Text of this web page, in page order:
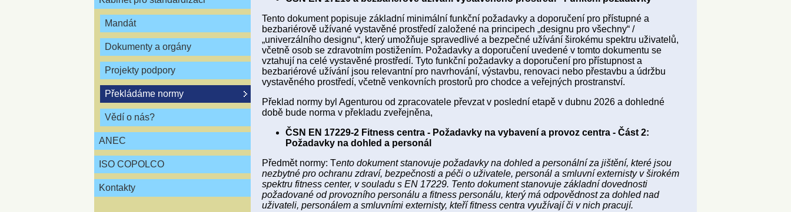
Mandát
Dokumenty a orgány
Projekty podpory
Překládáme normy
Vědí o nás?
ANEC
ISO COPOLCO
Kontakty
Tento dokument popisuje základní minimální funkční požadavky a doporučení pro přístupné a
bezbariérově užívané vystavěné prostředí založené na principech „designu pro všechny“ /
„univerzálního designu“, který umožňuje spravedlivé a bezpečné užívání širokému spektru uživatelů,
včetně osob se zdravotním postižením. Požadavky a doporučení uvedené v tomto dokumentu se
vztahují na celé vystavěné prostředí. Tyto funkční požadavky a doporučení pro přístupnost a
bezbariérové užívání jsou relevantní pro navrhování, výstavbu, renovaci nebo přestavbu a údržbu
vystavěného prostředí, včetně venkovních prostorů pro chodce a veřejných prostranství.
Překlad normy byl Agenturou od zpracovatele převzat v poslední etapě v dubnu 2026 a dohledné
době bude norma v překladu zveřejněna,
ČSN EN 17229-2 Fitness centra - Požadavky na vybavení a provoz centra - Část 2:
Požadavky na dohled a personál
Předmět normy: Tento dokument stanovuje požadavky na dohled a personální za jištění, které jsou
nezbytné pro ochranu zdraví, bezpečnosti a péči o uživatele, personál a smluvní externisty v širokém
spektru fitness center, v souladu s EN 17229. Tento dokument stanovuje základní dovednosti
požadované od provozního personálu a fitness personálu, který má odpovědnost za dohled nad
uživateli, personálem a smluvními externisty, kteří fitness centra využívají či v nich pracují.